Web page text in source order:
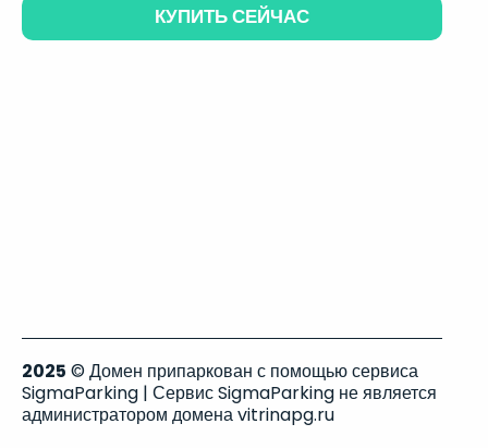
КУПИТЬ СЕЙЧАС
2025 © Домен припаркован с помощью сервиса
SigmaParking | Сервис SigmaParking не является
администратором домена vitrinapg.ru